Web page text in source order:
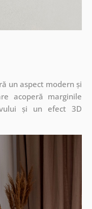
un aspect modern și
acoperă marginile
și un efect 3D